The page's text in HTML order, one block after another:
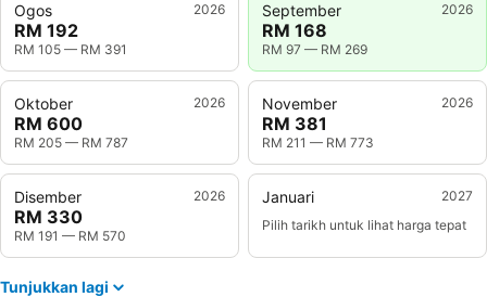
Ogos 2026
RM 192
RM 105 — RM 391
September 2026
RM 168
RM 97 — RM 269
Oktober 2026
RM 600
RM 205 — RM 787
November 2026
RM 381
RM 211 — RM 773
Disember 2026
RM 330
RM 191 — RM 570
Januari
2027
Pilih tarikh untuk lihat harga tepat
Tunjukkan lagi